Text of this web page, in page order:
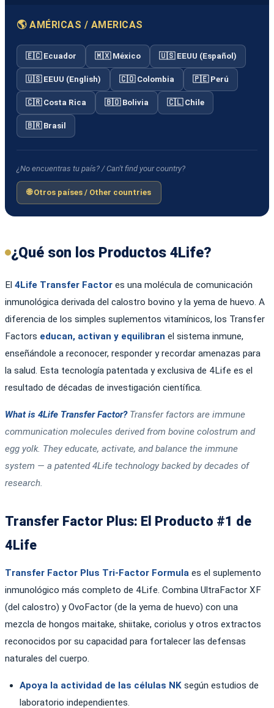
🌎 AMÉRICAS / AMERICAS
🇪🇨 Ecuador 🇲🇽 México 🇺🇸 EEUU (Español)
🇺🇸 EEUU (English) 🇨🇴 Colombia 🇵🇪 Perú
🇨🇷 Costa Rica 🇧🇴 Bolivia 🇨🇱 Chile
🇧🇷 Brasil
¿No encuentras tu país? / Can't find your country?
🌐 Otros países / Other countries
¿Qué son los Productos 4Life?
El 4Life Transfer Factor es una molécula de comunicación
inmunológica derivada del calostro bovino y la yema de huevo. A
diferencia de los simples suplementos vitamínicos, los Transfer
Factors educan, activan y equilibran el sistema inmune,
enseñándole a reconocer, responder y recordar amenazas para
la salud. Esta tecnología patentada y exclusiva de 4Life es el
resultado de décadas de investigación científica.
What is 4Life Transfer Factor?Transfer factors are immune
communication molecules derived from bovine colostrum and
egg yolk. They educate, activate, and balance the immune
system — a patented 4Life technology backed by decades of
research.
Transfer Factor Plus: El Producto #1 de
4Life
Transfer Factor Plus Tri-Factor Formula es el suplemento
inmunológico más completo de 4Life. Combina UltraFactor XF
(del calostro) y OvoFactor (de la yema de huevo) con una
mezcla de hongos maitake, shiitake, coriolus y otros extractos
reconocidos por su capacidad para fortalecer las defensas
naturales del cuerpo.
Apoya la actividad de las células NK según estudios de
laboratorio independientes.